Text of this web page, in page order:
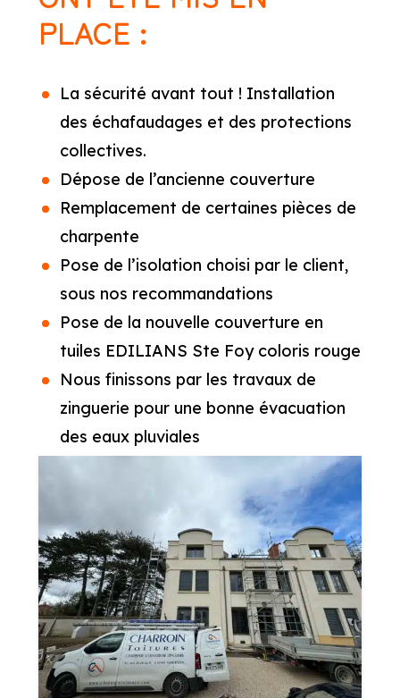
PLACE :
La sécurité avant tout ! Installation
des échafaudages et des protections
collectives.
Dépose de l’ancienne couverture
Remplacement de certaines pièces de
charpente
Pose de l’isolation choisi par le client,
sous nos recommandations
Pose de la nouvelle couverture en
tuiles EDILIANS Ste Foy coloris rouge
Nous finissons par les travaux de
zinguerie pour une bonne évacuation
des eaux pluviales